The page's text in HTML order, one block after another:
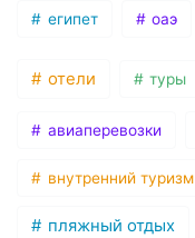
египет оаэ
отели туры
авиаперевозки
внутренний туризм
пляжный отдых